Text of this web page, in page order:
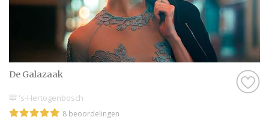
De Galazaak
's-Hertogenbosch
8 beoordelingen